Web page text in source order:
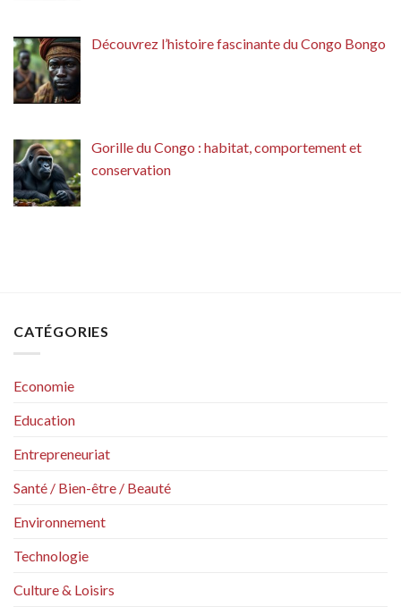
Découvrez l’histoire fascinante du Congo Bongo
Gorille du Congo : habitat, comportement et
conservation
CATÉGORIES
Economie
Education
Entrepreneuriat
Santé / Bien-être / Beauté
Environnement
Technologie
Culture & Loisirs